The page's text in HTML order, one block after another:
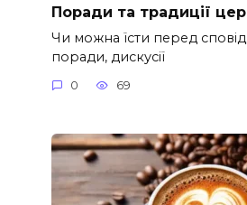
Поради та традиції
Чи можна їсти перед
поради, дискусії
0 69